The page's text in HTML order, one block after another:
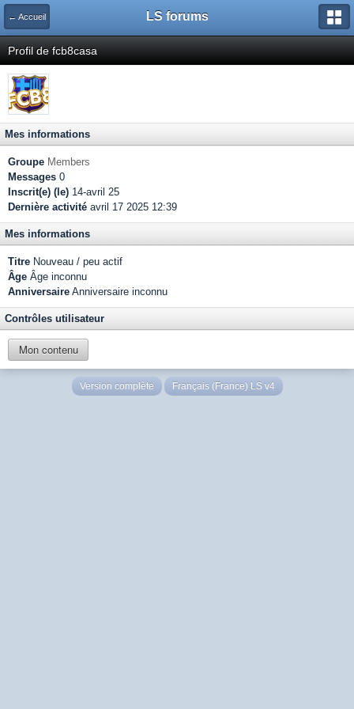
← Accueil LS forums
Profil de fcb8casa
Mes informations
Groupe Members
Messages 0
Inscrit(e) (le) 14-avril 25
Dernière activité avril 17 2025 12:39
Mes informations
Titre Nouveau / peu actif
Âge Âge inconnu
Anniversaire Anniversaire inconnu
Contrôles utilisateur
Mon contenu
Version complète Français (France) LS v4